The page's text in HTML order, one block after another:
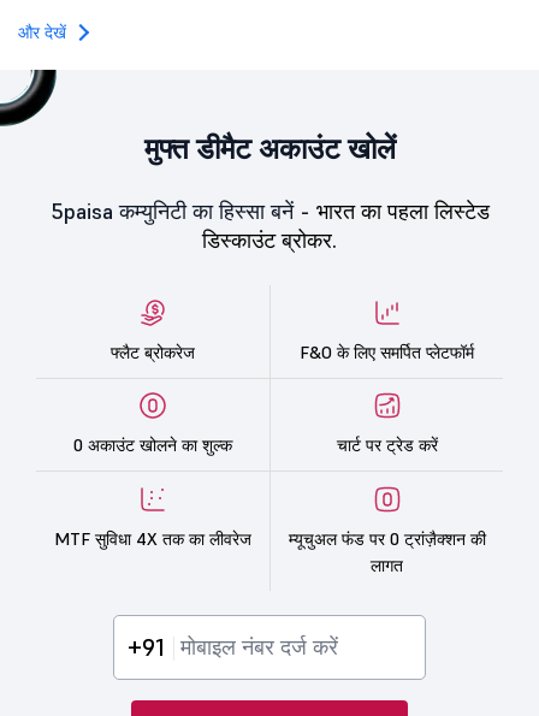
और देखें
मुफ्त डीमैट अकाउंट खोलें
5paisa कम्युनिटी का हिस्सा बनें - भारत का पहला लिस्टेड
डिस्काउंट ब्रोकर.
फ्लैट ब्रोकरेज F&O के लिए समर्पित प्लेटफॉर्म
0 अकाउंट खोलने का शुल्क चार्ट पर ट्रेड करें
MTF सुविधा 4X तक का लीवरेज
म्यूचुअल फंड पर 0 ट्रांज़ैक्शन की
लागत
+91